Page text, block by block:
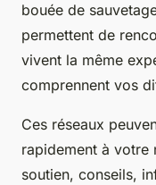
bouée de
permettent de
vivent la même
comprennent vos
Ces réseaux
rapidement à votre
soutien, conseils,